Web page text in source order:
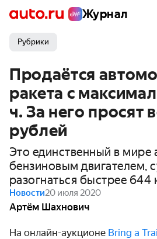
Журнал
Рубрики
Продаётся
ракета с
ч. За него просят
рублей
Это единственный в мире
бензиновым двигателем,
разогнаться быстрее 644
Новости20 июля 2020
Артём Шахнович
На онлайн-аукционе Bring a